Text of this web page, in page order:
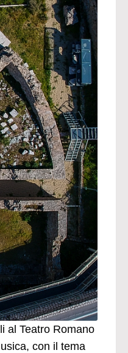
al Teatro Romano
con il tema